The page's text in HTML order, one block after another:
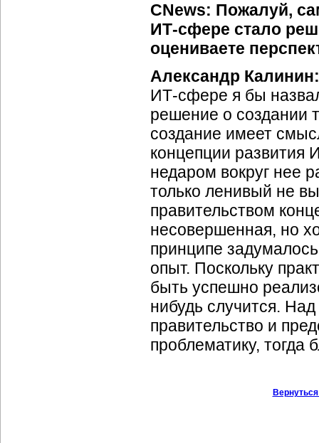
CNews: Пожалуй,
ИТ-сфере стало
оцениваете
Александр Калинин:
ИТ-сфере я бы
решение о создании
создание имеет
концепции развития
недаром вокруг нее
только ленивый не
правительством
несовершенная, но
принципе
опыт. Поскольку
быть успешно
нибудь случится.
правительство и
проблематику, тогда